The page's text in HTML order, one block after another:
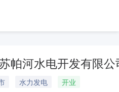
帕河水电开发有限公
水力发电
开业